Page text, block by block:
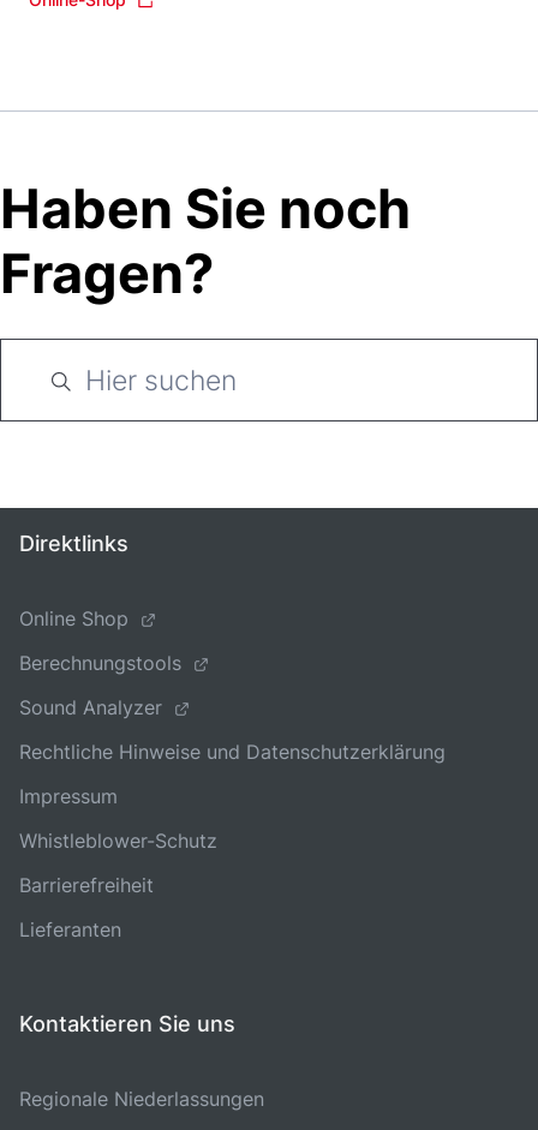
Haben Sie noch
Fragen?
Direktlinks
Online Shop
Berechnungstools
Sound Analyzer
Rechtliche Hinweise und Datenschutzerklärung
Impressum
Whistleblower-Schutz
Barrierefreiheit
Lieferanten
Kontaktieren Sie uns
Regionale Niederlassungen